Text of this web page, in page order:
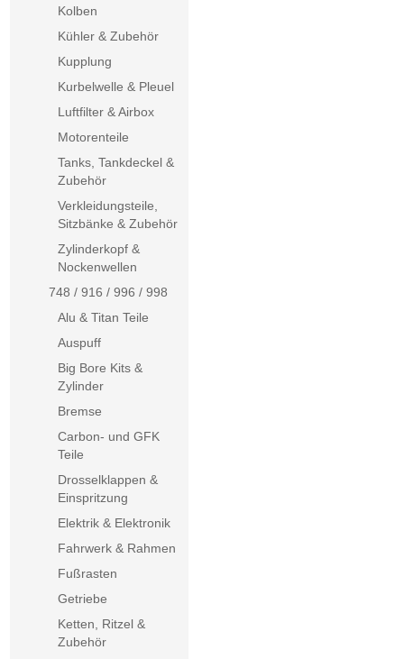
Kolben
Kühler & Zubehör
Kupplung
Kurbelwelle & Pleuel
Luftfilter & Airbox
Motorenteile
Tanks, Tankdeckel &
Zubehör
Verkleidungsteile,
Sitzbänke & Zubehör
Zylinderkopf &
Nockenwellen
748 / 916 / 996 / 998
Alu & Titan Teile
Auspuff
Big Bore Kits &
Zylinder
Bremse
Carbon- und GFK
Teile
Drosselklappen &
Einspritzung
Elektrik & Elektronik
Fahrwerk & Rahmen
Fußrasten
Getriebe
Ketten, Ritzel &
Zubehör